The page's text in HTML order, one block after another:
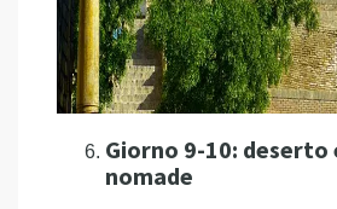
Giorno 9-10: deserto
nomade